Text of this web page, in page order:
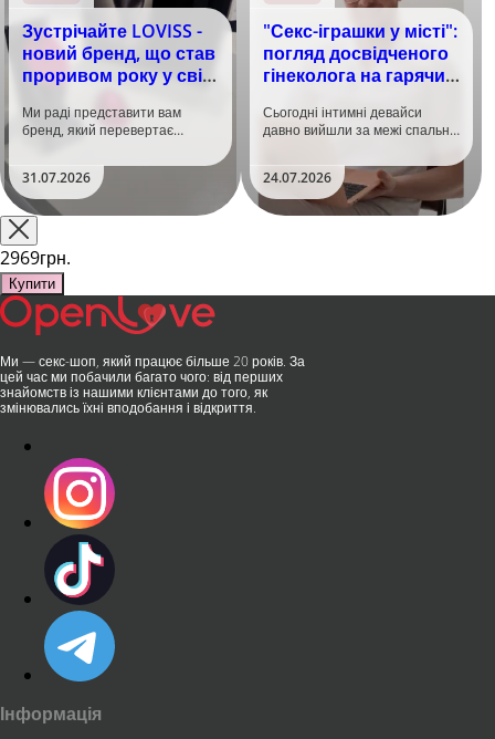
Зустрічайте LOVISS -
новий бренд, що став
проривом року у світі
Ми раді представити вам
бренд, який перевертає
та вже встиг стати сенсацією
на міжнародній виставці API
Shanghai-2026!​LOVISS - це
поєднання унікальної естетики
та бездога..
31.07.2026
"Секс-іграшки у місті":
погляд досвідченого
гінеколога на гарячий
Сьогодні інтимні девайси
давно вийшли за межі спальні.
безшумні моторчики та
стильний дизайн перетворили
їх на гаджет, який багато хто
використовує, тестує у
24.07.2026
2969грн.
Купити
Ми — секс-шоп, який працює більше 20 років. За
цей час ми побачили багато чого: від перших
знайомств із нашими клієнтами до того, як
змінювались їхні вподобання і відкриття.
Інформація